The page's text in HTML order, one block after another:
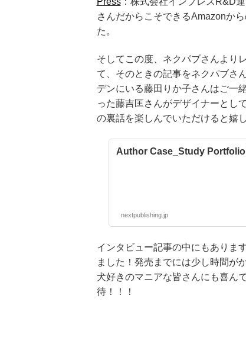
さんだからこそできるAmazonか
た。
そしてこの度、ネクパブさんより
て、そのときの記事をネクパブさ
デンにいる藤田りか子さんはご一
った藤吉匡さんがデザイナーとし
の裏話を楽しんでいただけると嬉し
Author Case_Study Portfolio
nextpublishing.jp
インタビュー記事の中にもありま
ました！発売までには少し時間が
犬好きのマニアな皆さんにも喜ん
待！！！